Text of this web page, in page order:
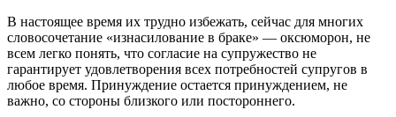
В настоящее время их трудно избежать, сейчас для многих
словосочетание «изнасилование в браке» — оксюморон, не
всем легко понять, что согласие на супружество не
гарантирует удовлетворения всех потребностей супругов в
любое время. Принуждение остается принуждением, не
важно, со стороны близкого или постороннего.